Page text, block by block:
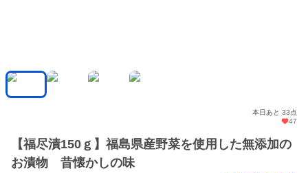
本日あと 33点
47
【福尽漬150ｇ】福島県産野菜を使用した無添加の
お漬物 昔懐かしの味